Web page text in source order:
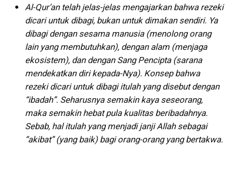
Al-Qur’an telah jelas-jelas mengajarkan bahwa rezeki
dicari untuk dibagi, bukan untuk dimakan sendiri. Ya
dibagi dengan sesama manusia (menolong orang
lain yang membutuhkan), dengan alam (menjaga
ekosistem), dan dengan Sang Pencipta (sarana
mendekatkan diri kepada-Nya). Konsep bahwa
rezeki dicari untuk dibagi itulah yang disebut dengan
“ibadah”. Seharusnya semakin kaya seseorang,
maka semakin hebat pula kualitas beribadahnya.
Sebab, hal itulah yang menjadi janji Allah sebagai
“akibat” (yang baik) bagi orang-orang yang bertakwa.